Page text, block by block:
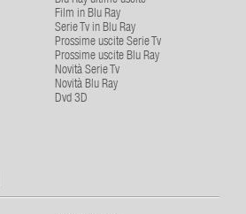
Film in Blu Ray
Serie Tv in Blu Ray
Prossime uscite Serie Tv
Prossime uscite Blu Ray
Novità Serie Tv
Novità Blu Ray
Dvd 3D